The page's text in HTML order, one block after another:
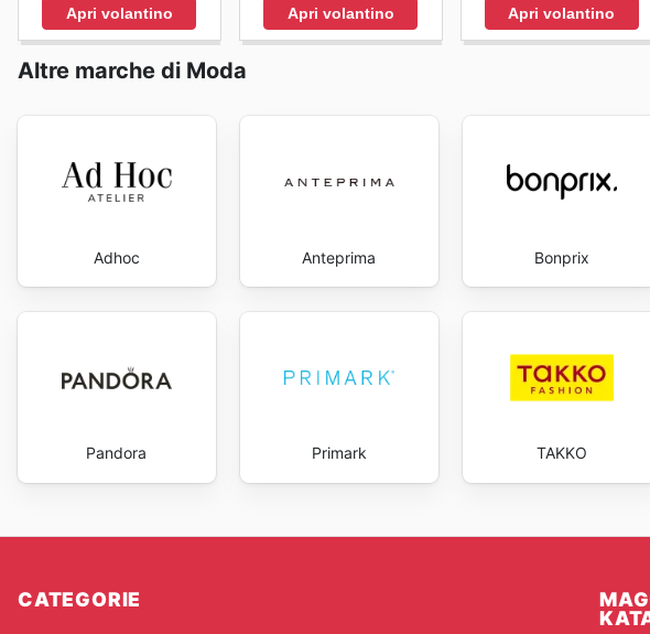
Apri volantino Apri volantino Apri volantino
Altre marche di Moda
Adhoc Anteprima Bonprix
Pandora Primark TAKKO
CATEGORIE